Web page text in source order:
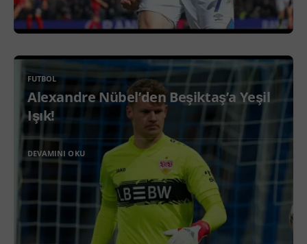
FUTBOL
Alexandre Nübel’den Beşiktaş’a Yeşil
Işık!
DEVAMINI OKU